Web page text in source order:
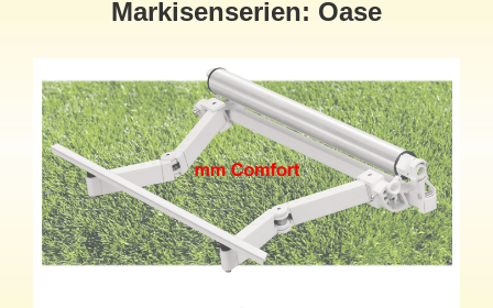
Markisenserien: Oase